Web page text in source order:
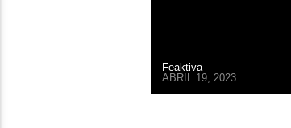
Feaktiva
ABRIL 19, 2023